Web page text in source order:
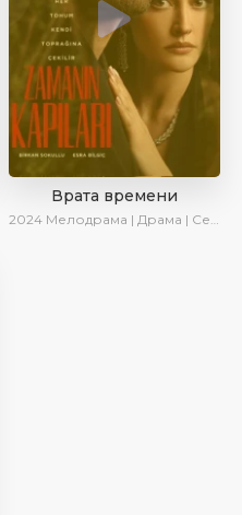
Врата времени
2024 Мелодрама | Драма | Сериалы 2024